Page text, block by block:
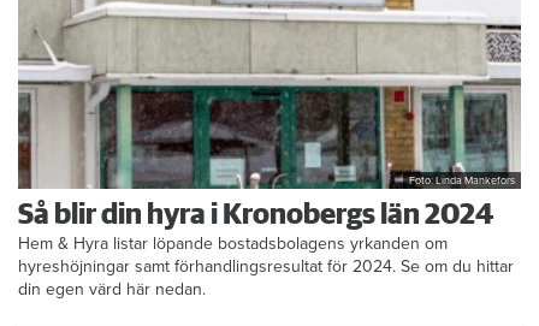
Foto: Linda Mankefors
Så blir din hyra i Kronobergs län 2024
Hem & Hyra listar löpande bostadsbolagens yrkanden om
hyreshöjningar samt förhandlingsresultat för 2024. Se om du hittar
din egen värd här nedan.